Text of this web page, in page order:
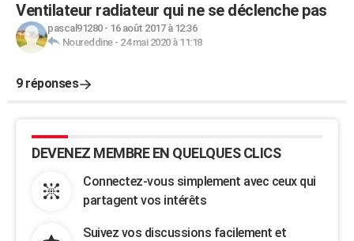
Ventilateur radiateur qui ne se déclenche pas
pascal91280- 16 août 2017 à 12:36
Noureddine- 24 mai 2020 à 11:18
9 réponses
DEVENEZ MEMBRE EN QUELQUES CLICS
Connectez-vous simplement avec ceux qui
partagent vos intérêts
Suivez vos discussions facilement et